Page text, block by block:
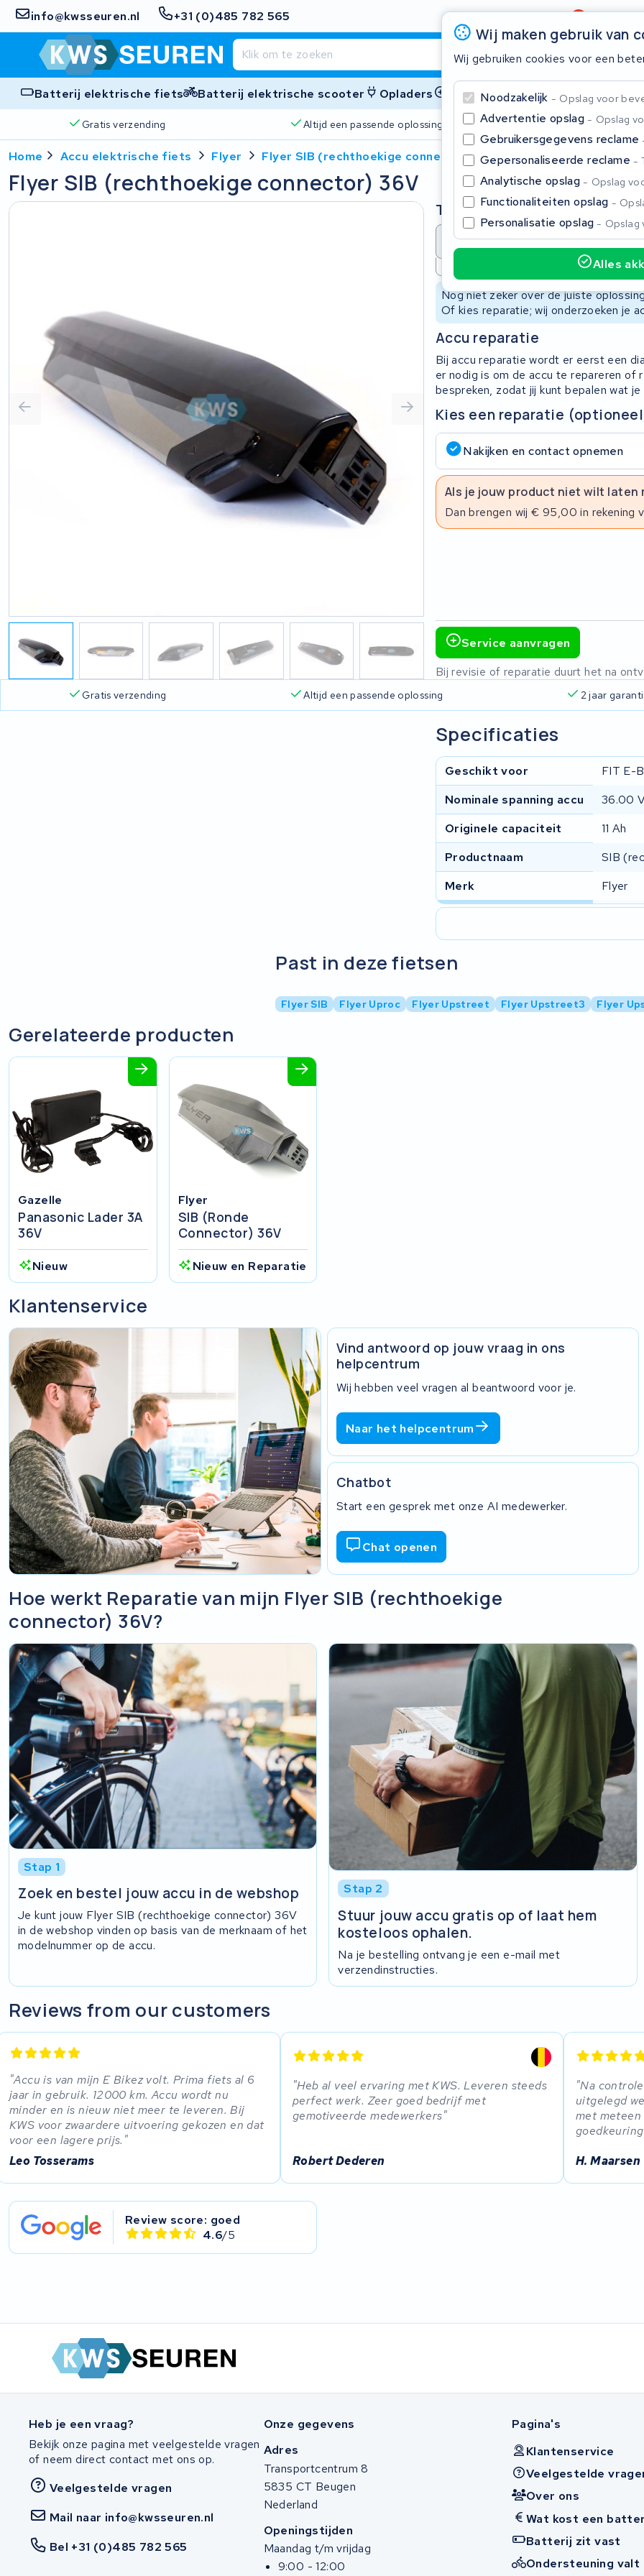
info@kwsseuren.nl +31 (0)485 782 565 Beoordeling4,6/5
Batterij elektrische fiets Batterij elektrische scooter Opladers Accessoires
Gratis verzending Altijd een passende oplossing 2 jaar
Wij maken gebruik van
Wij gebruiken cookies voor een
Noodzakelijk Opslag voor
Advertentie opslag Opslag
Gebruikersgegevens reclame
Gepersonaliseerde reclame
Analytische opslag Opslag
Functionaliteiten opslag
Personalisatie opslag Opslag
Alles
Home Accu elektrische fiets Flyer Flyer SIB (rechthoekige connector) 36V
Flyer SIB (rechthoekige connector) 36V
Type
Accu revisie Accu
Nog niet zeker over de juiste
Of kies reparatie; wij onderzoeken je
Accu reparatie
Bij accu reparatie wordt er eerst een
er nodig is om de accu te repareren of
bespreken, zodat jij kunt bepalen wat
Kies een reparatie
Nakijken en contact opnemen
Als je jouw product niet wilt laten
Dan brengen wij € 95,00 in rekening
Service aanvragen
Bij revisie of reparatie duurt het na
Gratis verzending Altijd een passende oplossing 2 jaar
Specificaties
Geschikt voor
FIT E-
Nominale spanning accu
36.00
Originele capaciteit
11 Ah
Productnaam
SIB
Merk
Flyer
Past in deze fietsen
Flyer SIB Flyer Uproc Flyer Upstreet Flyer Upstreet3 Flyer
Gerelateerde producten
Gazelle
Panasonic Lader 3A
36V
Nieuw
Flyer
SIB (ronde
Connector) 36V
Nieuw en Reparatie
Klantenservice
Vind antwoord op jouw vraag in ons
helpcentrum
Wij hebben veel vragen al beantwoord voor je.
Naar het helpcentrum
Chatbot
Start een gesprek met onze AI medewerker.
Chat openen
Hoe werkt Reparatie van mijn Flyer SIB (rechthoekige
connector) 36V?
Stap 1
Zoek en bestel jouw accu in de webshop
Je kunt jouw Flyer SIB (rechthoekige connector) 36V
in de webshop vinden op basis van de merknaam of het
modelnummer op de accu.
Stap 2
Stuur jouw accu gratis op of laat hem
kosteloos ophalen.
Na je bestelling ontvang je een e-mail met
verzendinstructies.
Reviews from our customers
Accu is van mijn E Bikez volt. Prima fiets al 6
jaar in gebruik. 12000 km. Accu wordt nu
minder en is nieuw niet meer te leveren. Bij
KWS voor zwaardere uitvoering gekozen en dat
voor een lagere prijs.
Leo Tosserams
Heb al veel ervaring met KWS. Leveren steeds
perfect werk. Zeer goed bedrijf met
gemotiveerde medewerkers
Robert Dederen
Na
uitgelegd
met
H. Maarsen
Review score: goed
4.6/5
Heb je een vraag?
Bekijk onze pagina met veelgestelde vragen
of neem direct contact met ons op.
Veelgestelde vragen
Mail naar info@kwsseuren.nl
Bel +31 (0)485 782 565
Onze gegevens
Adres
Transportcentrum 8
5835 CT Beugen
Nederland
Openingstijden
Maandag t/m vrijdag
9:00 - 12:00
Pagina's
Klantenservice
Veelgestelde
Over ons
Wat kost een
Batterij zit vast
Ondersteuning valt
Begin te typen in de zoekbalk om te zoeken